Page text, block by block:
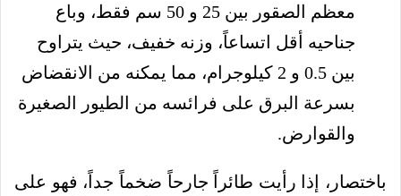
معظم الصقور بين 25 و 50 سم فقط، وباع
جناحيه أقل اتساعاً، وزنه خفيف، حيث يتراوح
بين 0.5 و 2 كيلوجرام، مما يمكنه من الانقضاض
بسرعة البرق على فرائسه من الطيور الصغيرة
والقوارض.
باختصار، إذا رأيت طائراً جارحاً ضخماً جداً، فهو على